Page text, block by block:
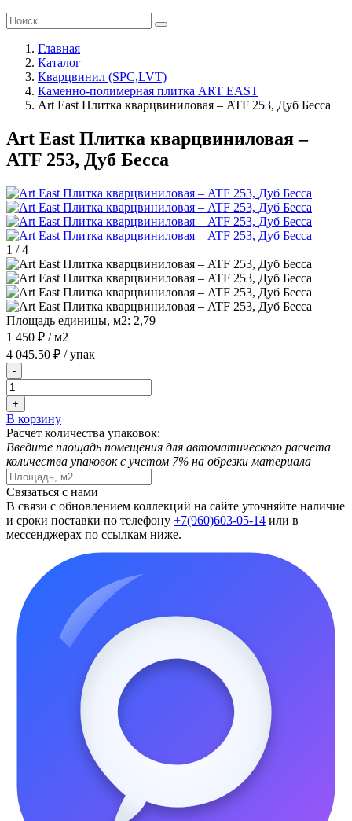
Главная
Каталог
Кварцвинил (SPC,LVT)
Каменно-полимерная плитка ART EAST
Art East Плитка кварцвиниловая – ATF 253, Дуб Бесса
Art East Плитка кварцвиниловая –
ATF 253, Дуб Бесса
1 /4
Площадь единицы, м2: 2,79
1 450 ₽ / м2
4 045.50 ₽ / упак
-
+
В корзину
Расчет количества упаковок:
Введите площадь помещения для автоматического расчета
количества упаковок с учетом 7% на обрезки материала
Связаться с нами
В связи с обновлением коллекций на сайте уточняйте наличие
и сроки поставки по телефону +7(960)603-05-14 или в
мессенджерах по ссылкам ниже.